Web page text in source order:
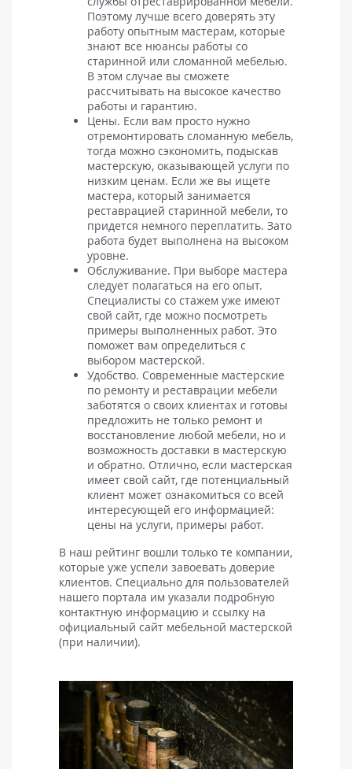
Поэтому лучше всего доверять эту
работу опытным мастерам, которые
знают все нюансы работы со
старинной или сломанной мебелью.
В этом случае вы сможете
рассчитывать на высокое качество
работы и гарантию.
Цены. Если вам просто нужно
отремонтировать сломанную мебель,
тогда можно сэкономить, подыскав
мастерскую, оказывающей услуги по
низким ценам. Если же вы ищете
мастера, который занимается
реставрацией старинной мебели, то
придется немного переплатить. Зато
работа будет выполнена на высоком
уровне.
Обслуживание. При выборе мастера
следует полагаться на его опыт.
Специалисты со стажем уже имеют
свой сайт, где можно посмотреть
примеры выполненных работ. Это
поможет вам определиться с
выбором мастерской.
Удобство. Современные мастерские
по ремонту и реставрации мебели
заботятся о своих клиентах и готовы
предложить не только ремонт и
восстановление любой мебели, но и
возможность доставки в мастерскую
и обратно. Отлично, если мастерская
имеет свой сайт, где потенциальный
клиент может ознакомиться со всей
интересующей его информацией:
цены на услуги, примеры работ.
В наш рейтинг вошли только те компании,
которые уже успели завоевать доверие
клиентов. Специально для пользователей
нашего портала им указали подробную
контактную информацию и ссылку на
официальный сайт мебельной мастерской
(при наличии).